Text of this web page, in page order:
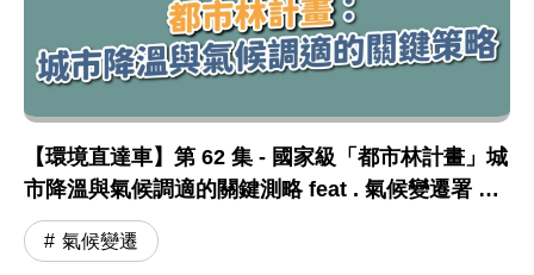
【環境直達車】第 62 集 - 國家級「都市林計畫」城
市降溫與氣候調適的關鍵測略 feat . 氣候變遷署 張
根穆副署長
氣候變遷